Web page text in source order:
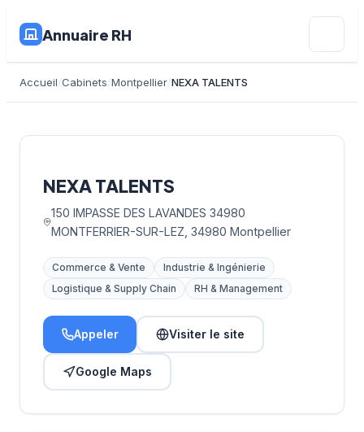
Annuaire RH
Accueil Cabinets Montpellier NEXA TALENTS
NEXA TALENTS
150 IMPASSE DES LAVANDES 34980
MONTFERRIER-SUR-LEZ, 34980 Montpellier
Commerce & Vente
Industrie & Ingénierie
Logistique & Supply Chain
RH & Management
Appeler Visiter le site
Google Maps